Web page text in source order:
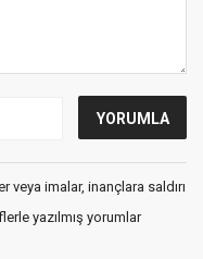
imalar, inançlara saldırı
yazılmış yorumlar